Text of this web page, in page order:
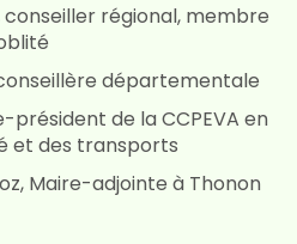
régional, membre
départementale
président de la CCPEVA en
et des transports
Maire-adjointe à Thonon